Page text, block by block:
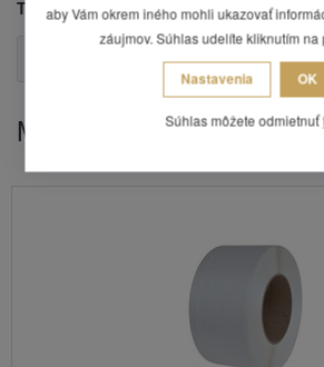
TRANSPAK, REISOPACK, Zapak,
Mohlo by Vás zaujímať
aby Vám okrem iného mohli ukazovať
záujmov. Súhlas udelíte kliknutím na
Nastavenia OK
Súhlas môžete odmietnuť